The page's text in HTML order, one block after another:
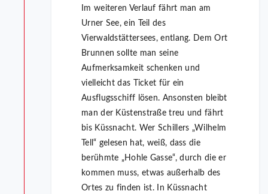
Im weiteren Verlauf fährt man am
Urner See, ein Teil des
Vierwaldstättersees, entlang. Dem Ort
Brunnen sollte man seine
Aufmerksamkeit schenken und
vielleicht das Ticket für ein
Ausflugsschiff lösen. Ansonsten bleibt
man der Küstenstraße treu und fährt
bis Küssnacht. Wer Schillers „Wilhelm
Tell“ gelesen hat, weiß, dass die
berühmte „Hohle Gasse“, durch die er
kommen muss, etwas außerhalb des
Ortes zu finden ist. In Küssnacht